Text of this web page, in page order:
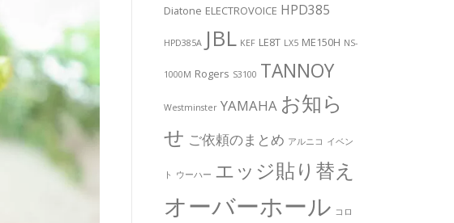
Diatone ELECTROVOICE HPD385
HPD385A JBL KEF LE8T LX5 ME150H NS-
1000M Rogers S3100 TANNOY
Westminster YAMAHA お知ら
せ ご依頼のまとめ アルニコ イベン
ト ウーハー エッジ貼り替え
オーバーホール コロ